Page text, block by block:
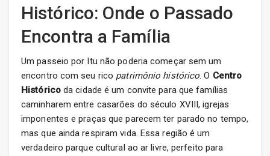
Histórico: Onde o Passado
Encontra a Família
Um passeio por Itu não poderia começar sem um
encontro com seu rico patrimônio histórico. O Centro
Históricoda cidade é um convite para que famílias
caminharem entre casarões do século XVIII, igrejas
imponentes e praças que parecem ter parado no tempo,
mas que ainda respiram vida. Essa região é um
verdadeiro parque cultural ao ar livre, perfeito para